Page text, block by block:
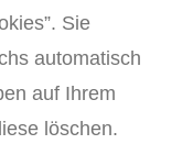
Sie
automatisch
auf Ihrem
löschen.